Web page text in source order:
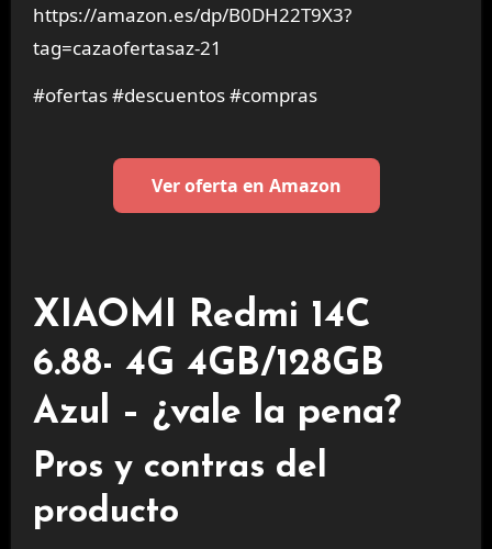
https://amazon.es/dp/B0DH22T9X3?
tag=cazaofertasaz-21
#ofertas #descuentos #compras
Ver oferta en Amazon
XIAOMI Redmi 14C
6.88- 4G 4GB/128GB
Azul – ¿vale la pena?
Pros y contras del
producto